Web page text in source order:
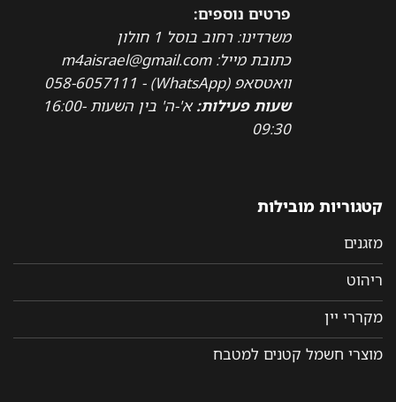
פרטים נוספים:
משרדינו: רחוב בוסל 1 חולון
כתובת מייל: m4aisrael@gmail.com
וואטסאפ (WhatsApp) - 058-6057111
שעות פעילות:
א'-ה' בין השעות 16:00-
09:30
קטגוריות מובילות
מזגנים
ריהוט
מקררי יין
מוצרי חשמל קטנים למטבח